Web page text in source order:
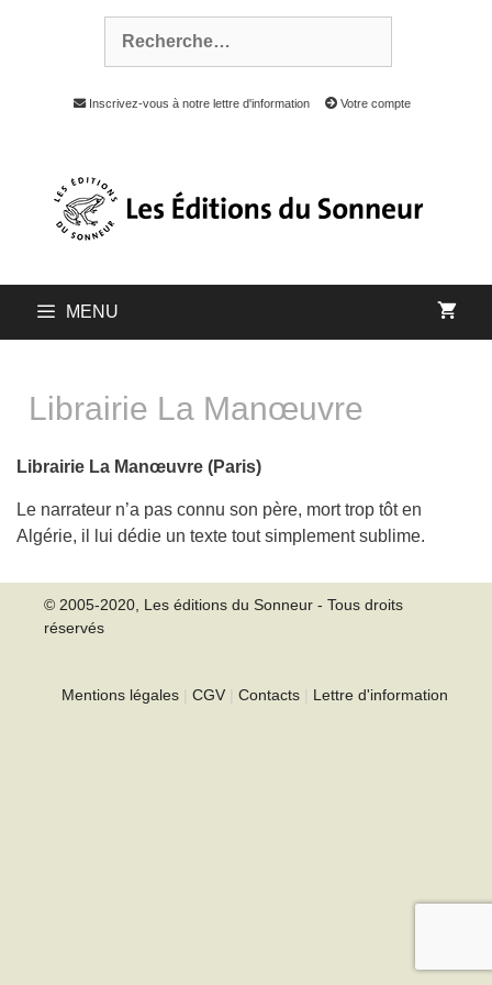
Inscrivez-vous à notre lettre d'information Votre compte
MENU
Librairie La Manœuvre
Librairie La Manœuvre (Paris)
Le narrateur n’a pas connu son père, mort trop tôt en
Algérie, il lui dédie un texte tout simplement sublime.
© 2005-2020, Les éditions du Sonneur - Tous droits
réservés
Mentions légales CGV Contacts Lettre d'information